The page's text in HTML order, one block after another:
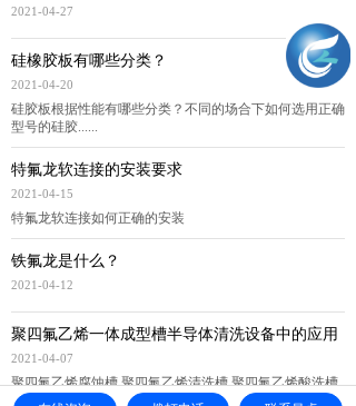
2021-04-27
硅橡胶板有哪些分类？
2021-04-20
硅胶板根据性能有哪些分类？不同的场合下如何选用正确
型号的硅胶......
特氟龙软连接的安装要求
2021-04-15
特氟龙软连接如何正确的安装
铁氟龙是什么？
2021-04-12
聚四氟乙烯一体成型槽半导体清洗设备中的应用
2021-04-07
聚四氟乙烯腐蚀槽 聚四氟乙烯清洗槽 聚四氟乙烯酸洗槽